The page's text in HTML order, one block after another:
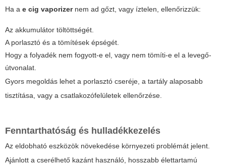
Ha a e cig vaporizernem ad gőzt, vagy íztelen, ellenőrizzük:
Az akkumulátor töltöttségét.
A porlasztó és a tömítések épségét.
Hogy a folyadék nem fogyott-e el, vagy nem tömíti-e el a levegő-
útvonalat.
Gyors megoldás lehet a porlasztó cseréje, a tartály alaposabb
tisztítása, vagy a csatlakozófelületek ellenőrzése.
Fenntarthatóság és hulladékkezelés
Az eldobható eszközök növekedése környezeti problémát jelent.
Ajánlott a cserélhető kazánt használó, hosszabb élettartamú